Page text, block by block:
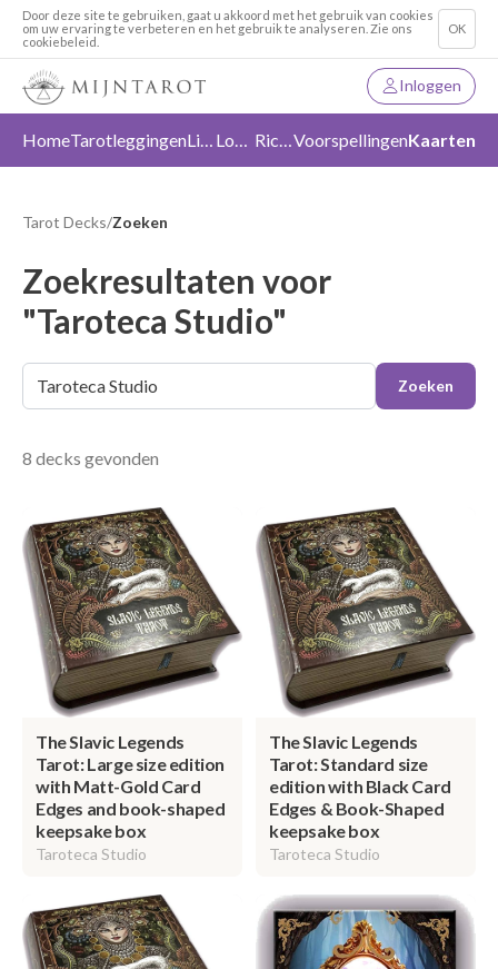
Door deze site te gebruiken, gaat u akkoord met het gebruik van cookies
om uw ervaring te verbeteren en het gebruik te analyseren. Zie ons
cookiebeleid.
OK
Inloggen
HomeTarotleggingen Liefde Loslaten RichtingVoorspellingenKaarten
Tarot Decks/Zoeken
Zoekresultaten voor
"Taroteca Studio"
Zoeken
8 decks gevonden
The Slavic Legends
Tarot: Large size edition
with Matt-Gold Card
Edges and book-shaped
keepsake box
Taroteca Studio
The Slavic Legends
Tarot: Standard size
edition with Black Card
Edges & Book-Shaped
keepsake box
Taroteca Studio